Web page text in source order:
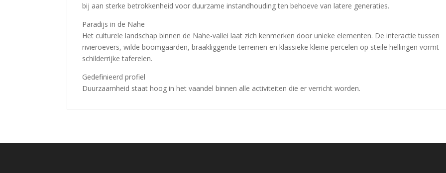
bij aan sterke betrokkenheid voor duurzame instandhouding ten behoeve van latere generaties.
Paradijs in de Nahe
Het culturele landschap binnen de Nahe-vallei laat zich kenmerken door unieke elementen. De interactie tussen
rivieroevers, wilde boomgaarden, braakliggende terreinen en klassieke kleine percelen op steile hellingen vormt
schilderrijke taferelen.
Gedefinieerd profiel
Duurzaamheid staat hoog in het vaandel binnen alle activiteiten die er verricht worden.